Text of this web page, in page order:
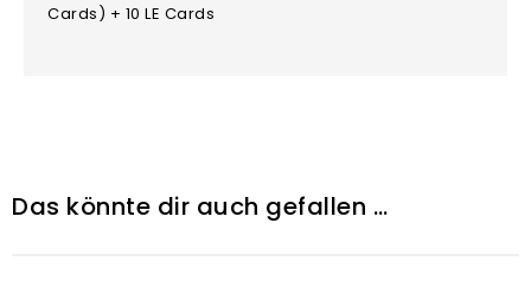
Cards) + 10 LE Cards
Das könnte dir auch gefallen …